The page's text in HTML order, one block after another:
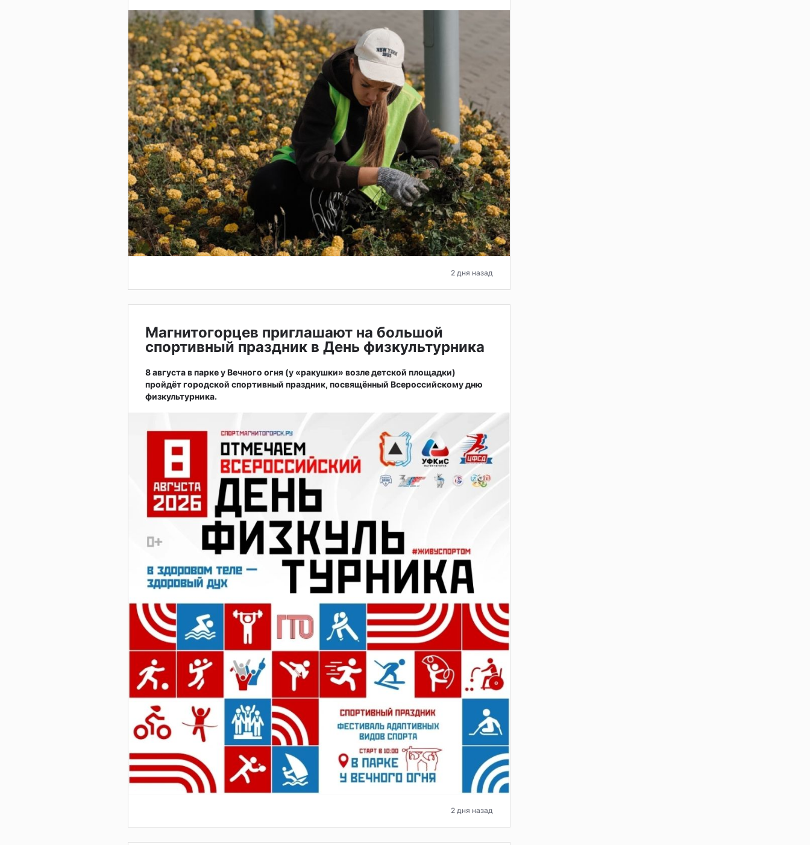
2 дня назад
Магнитогорцев приглашают на большой
спортивный праздник в День физкультурника
8 августа в парке у Вечного огня (у «ракушки» возле детской площадки)
пройдёт городской спортивный праздник, посвящённый Всероссийскому дню
физкультурника.
2 дня назад